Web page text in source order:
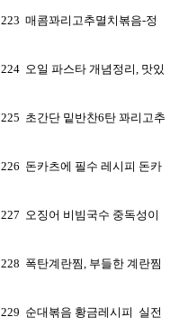
223 매콤꽈리고추멸치볶음-정
224 오일 파스타 개념정리, 맛있
225 초간단 밑반찬6탄 꽈리고추
226 돈카츠에 필수 레시피 돈카
227 오징어 비빔국수 중독성이
228 폭탄계란찜, 부들한 계란찜
229 순대볶음 황금레시피 실전